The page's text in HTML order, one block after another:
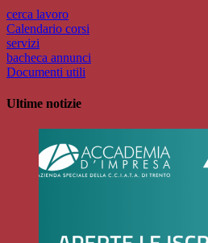
cerca lavoro
Calendario corsi
servizi
bacheca annunci
Documenti utili
Ultime notizie